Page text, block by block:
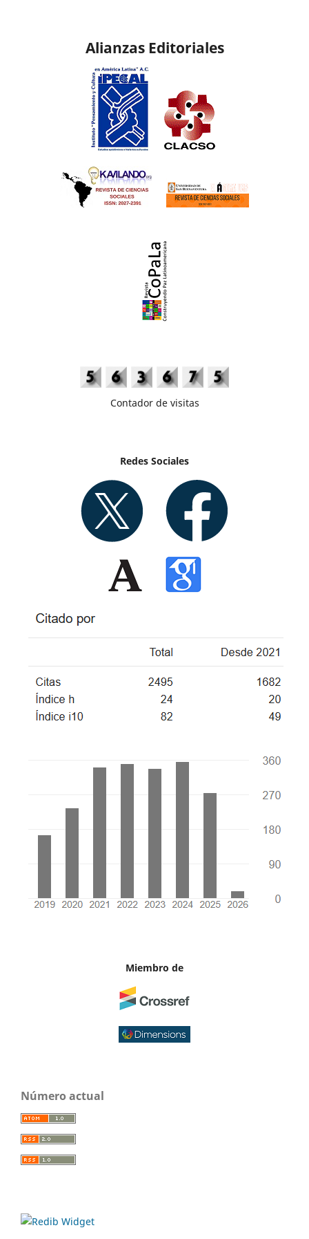
Alianzas Editoriales
Contador de visitas
Redes Sociales
Miembro de
Número actual